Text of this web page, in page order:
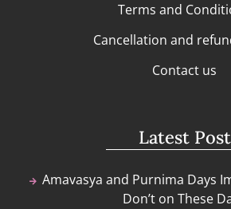
Terms and
Cancellation and
Contact us
Latest Post
Amavasya and Purnima Days
Don’t on These